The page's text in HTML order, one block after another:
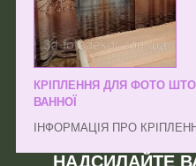
КРІПЛЕННЯ ДЛЯ ФОТО
ВАННОЇ
ІНФОРМАЦІЯ ПРО
НАДСИЛАЙТЕ